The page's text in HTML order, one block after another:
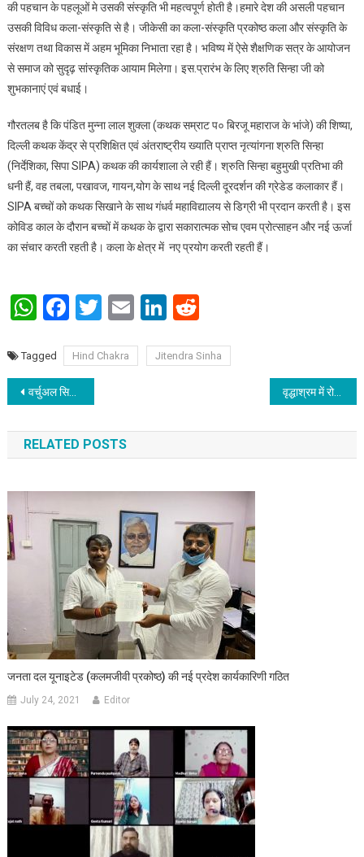
की पहचान के पहलूओं मे उसकी संस्कृति भी महत्वपूर्ण होती है।हमारे देश की असली पहचान
उसकी विविध कला-संस्कृति से है। जीकेसी का कला-संस्कृति प्रकोष्ठ कला और संस्कृति के
संरक्षण तथा विकास में अहम भूमिका निभाता रहा है। भविष्य में ऐसे शैक्षणिक सत्र के आयोजन
से समाज को सुदृढ़ सांस्कृतिक आयाम मिलेगा। इस.प्रारंभ के लिए श्रुति सिन्हा जी को
शुभकानाएं एवं बधाई।
गौरतलब है कि पंडित मुन्ना लाल शुक्ला (कथक सम्राट प० बिरजू महाराज के भांजे) की शिष्या,
दिल्ली कथक केंद्र से प्रशिक्षित एवं अंतराष्ट्रीय ख्याति प्राप्त नृत्यांगना श्रुति सिन्हा
(निर्देशिका, सिपा SIPA) कथक की कार्यशाला ले रही हैं। श्रुति सिन्हा बहुमुखी प्रतिभा की
धनी हैं, वह तबला, पखावज, गायन,योग के साथ नई दिल्ली दूरदर्शन की ग्रेडेड कलाकार हैं।
SIPA बच्चों को कथक सिखाने के साथ गंधर्व महाविद्यालय से डिग्री भी प्रदान करती है। इस
कोविड काल के दौरान बच्चों में कथक के द्वारा सकारात्मक सोच एवम प्रोत्साहन और नई ऊर्जा
का संचार करती रहती है। कला के क्षेत्र में नए प्रयोग करती रहती हैं।
WhatsApp
Facebook
Twitter
EmailLinkedIn
Reddit
Tagged Hind Chakra Jitendra Sinha
Post navigation
वर्चुअल सिवान जिला दिव्‍यांगजन समूह (डी.पी.जी.) का समीक्षात्‍मक बैठक का आयोजन वृद्धाश्रम में रोटरी चाणक्या बाँटे ज़रूरत के सामान
RELATED POSTS
जनता दल यूनाइटेड (कलमजीवी प्रकोष्ठ) की नई प्रदेश कार्यकारिणी गठित
July 24, 2021 Editor